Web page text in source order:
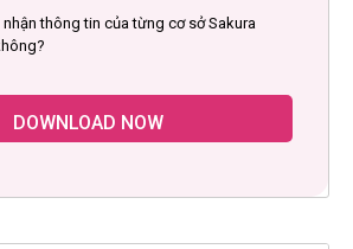
thông tin của từng cơ sở Sakura